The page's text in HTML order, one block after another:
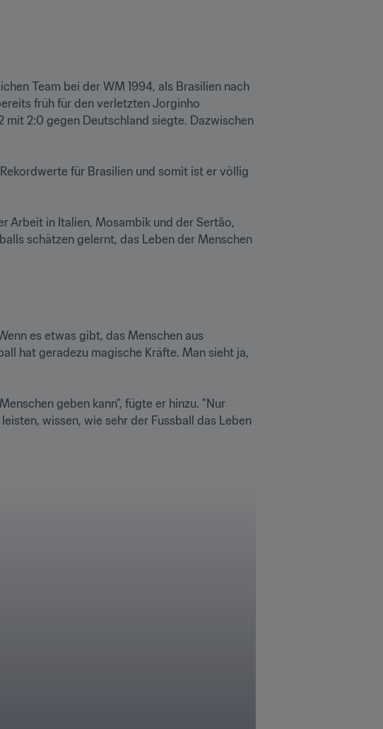
Team bei der WM 1994, als Brasilien nach
früh für den verletzten Jorginho
mit 2:0 gegen Deutschland siegte. Dazwischen
für Brasilien und somit ist er völlig
Arbeit in Italien, Mosambik und der Sertão,
schätzen gelernt, das Leben der Menschen
es etwas gibt, das Menschen aus
hat geradezu magische Kräfte. Man sieht ja,
geben kann", fügte er hinzu. "Nur
wissen, wie sehr der Fussball das Leben